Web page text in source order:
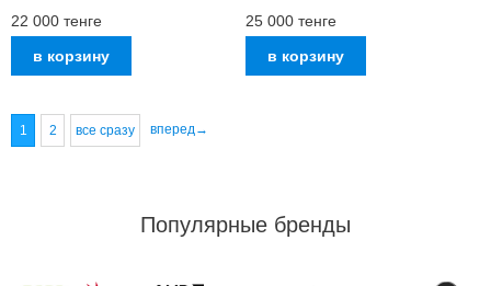
22 000 тенге 25 000 тенге
1 2 все сразу вперед→
Популярные бренды